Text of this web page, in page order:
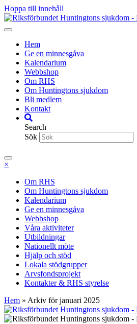
Hoppa till innehåll
Hem
Ge en minnesgåva
Kalendarium
Webbshop
Om RHS
Om Huntingtons sjukdom
Bli medlem
Kontakt
Search
Sök
×
Om RHS
Om Huntingtons sjukdom
Kalendarium
Ge en minnesgåva
Webbshop
Våra aktiviteter
Utbildningar
Nationellt möte
Hjälp och stöd
Lokala stödgrupper
Arvsfondsprojekt
Kontakter & RHS styrelse
Hem » Arkiv för januari 2025